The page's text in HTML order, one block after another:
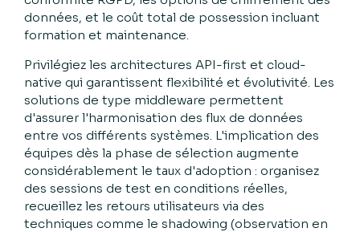
données, et le coût total de possession incluant
formation et maintenance.
Privilégiez les architectures API-first et cloud-
native qui garantissent flexibilité et évolutivité. Les
solutions de type middleware permettent
d'assurer l'harmonisation des flux de données
entre vos différents systèmes. L'implication des
équipes dès la phase de sélection augmente
considérablement le taux d'adoption : organisez
des sessions de test en conditions réelles,
recueillez les retours utilisateurs via des
techniques comme le shadowing (observation en